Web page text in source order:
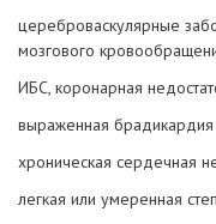
цереброваскулярные
мозгового
ИБС, коронарная
выраженная брадикардия
хроническая сердечная
легкая или умеренная